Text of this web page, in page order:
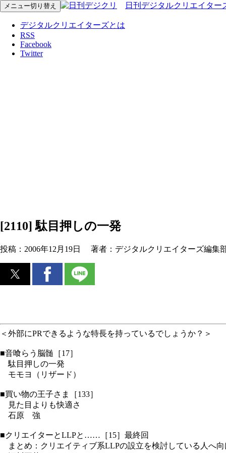
メニュー切り替え 日刊デジタルクリエイター
デジタルクリエイターズとは
RSS
Facebook
Twitter
[2110] 駄目押しの一発
投稿： 2006年12月19日 著者： デジタルクリエイターズ編集
＜外部にPRできるような特長を持っているでしょうか？＞
■音喰らう脳髄［17］
駄目押しの一発
モモヨ（リザード）
■買い物の王子さま［133］
見た目よりも快適さ
石原 強
■クリエイターとLLPと……［15］最終回
まとめ：クリエイティブ系LLPの設立を検討している人へ向